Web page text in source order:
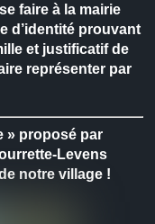
faire à la mairie
d’identité prouvant
et justificatif de
représenter par
» proposé par
Levens
notre village !